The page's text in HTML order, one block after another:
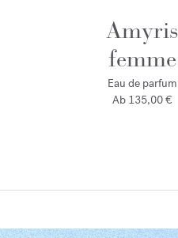
Amyris
femme
Eau de parfum
Ab 135,00 €